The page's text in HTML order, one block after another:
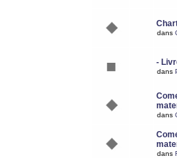
dans
-
dans
dans
dans